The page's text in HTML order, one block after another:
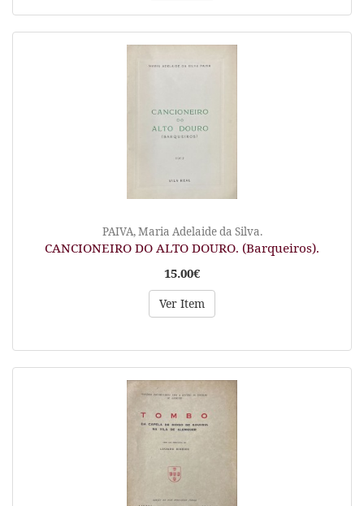
PAIVA, Maria Adelaide da Silva.
CANCIONEIRO DO ALTO DOURO. (Barqueiros).
15.00€
Ver Item